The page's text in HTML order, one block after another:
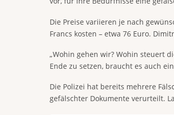
Die Preise variieren je nach
Francs kosten – etwa 76 Euro.
„Wohin gehen wir? Wohin steuert
Ende zu setzen, braucht es auch
Die Polizei hat bereits mehrere
gefälschter Dokumente verurteilt.